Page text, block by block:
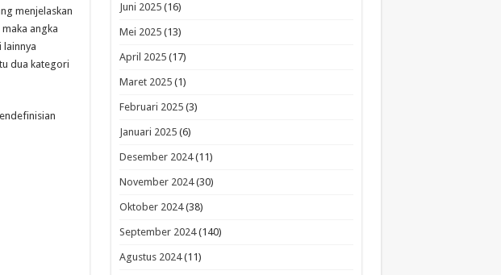
menjelaskan
angka
lainnya
dua kategori
Juni 2025(16)
Mei 2025(13)
April 2025(17)
Maret 2025(1)
Februari 2025(3)
Januari 2025(6)
Desember 2024(11)
November 2024(30)
Oktober 2024(38)
September 2024(140)
Agustus 2024(11)